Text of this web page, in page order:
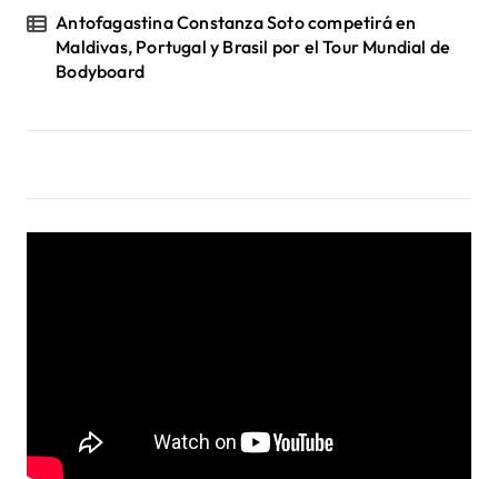
Antofagastina Constanza Soto competirá en
Maldivas, Portugal y Brasil por el Tour Mundial de
Bodyboard